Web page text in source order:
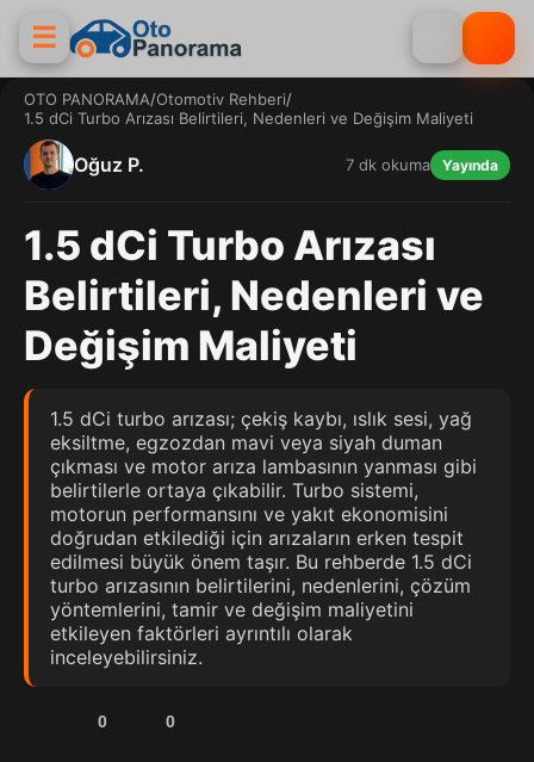
☰
OTO PANORAMA/Otomotiv Rehberi/
1.5 dCi Turbo Arızası Belirtileri, Nedenleri ve Değişim Maliyeti
Oğuz P. 7 dk okuma Yayında
1.5 dCi Turbo Arızası
Belirtileri, Nedenleri ve
Değişim Maliyeti
1.5 dCi turbo arızası; çekiş kaybı, ıslık sesi, yağ
eksiltme, egzozdan mavi veya siyah duman
çıkması ve motor arıza lambasının yanması gibi
belirtilerle ortaya çıkabilir. Turbo sistemi,
motorun performansını ve yakıt ekonomisini
doğrudan etkilediği için arızaların erken tespit
edilmesi büyük önem taşır. Bu rehberde 1.5 dCi
turbo arızasının belirtilerini, nedenlerini, çözüm
yöntemlerini, tamir ve değişim maliyetini
etkileyen faktörleri ayrıntılı olarak
inceleyebilirsiniz.
0 0